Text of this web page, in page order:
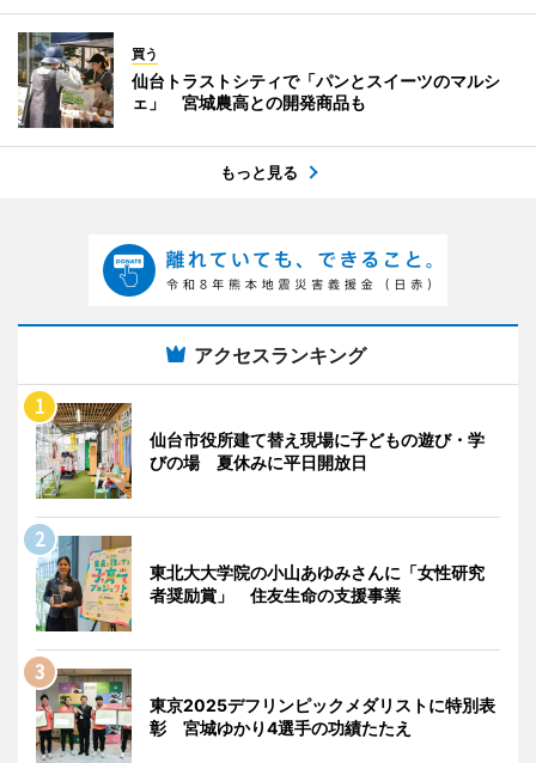
買う
仙台トラストシティで「パンとスイーツのマルシ
ェ」 宮城農高との開発商品も
もっと見る
アクセスランキング
仙台市役所建て替え現場に子どもの遊び・学
びの場 夏休みに平日開放日
東北大大学院の小山あゆみさんに「女性研究
者奨励賞」 住友生命の支援事業
東京2025デフリンピックメダリストに特別表
彰 宮城ゆかり4選手の功績たたえ